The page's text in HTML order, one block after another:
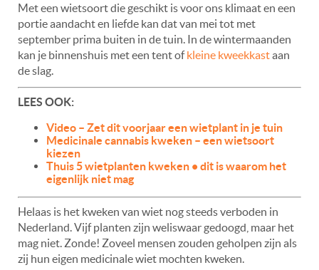
Met een wietsoort die geschikt is voor ons klimaat en een
portie aandacht en liefde kan dat van mei tot met
september prima buiten in de tuin. In de wintermaanden
kan je binnenshuis met een tent ofkleine kweekkastaan
de slag.
LEES OOK:
Video – Zet dit voorjaar een wietplant in je tuin
Medicinale cannabis kweken – een wietsoort
kiezen
Thuis 5 wietplanten kweken • dit is waarom het
eigenlijk niet mag
Helaas is het kweken van wiet nog steeds verboden in
Nederland. Vijf planten zijn weliswaar gedoogd, maar het
mag niet. Zonde! Zoveel mensen zouden geholpen zijn als
zij hun eigen medicinale wiet mochten kweken.